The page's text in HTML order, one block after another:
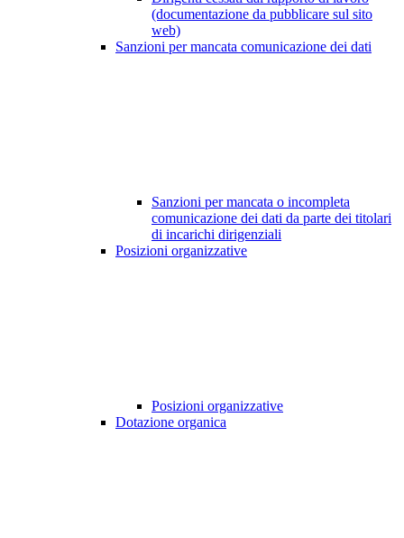
(documentazione da pubblicare sul sito
web)
Sanzioni per mancata comunicazione dei dati
Sanzioni per mancata o incompleta
comunicazione dei dati da parte dei titolari
di incarichi dirigenziali
Posizioni organizzative
Posizioni organizzative
Dotazione organica